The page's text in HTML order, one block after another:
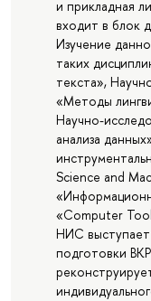
и прикладная
входит в блок
Изучение
таких
текста»,
«Методы
Научно-
анализа
Science and
«Computer
НИС выступает
подготовки